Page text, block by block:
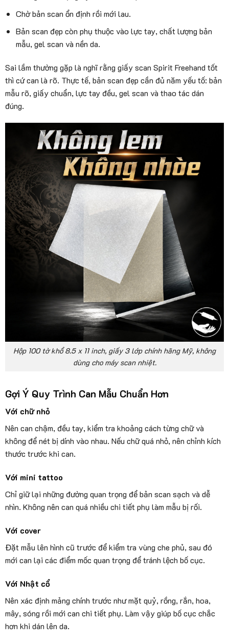
Chờ bản scan ổn định rồi mới lau.
Bản scan đẹp còn phụ thuộc vào lực tay, chất lượng bản
mẫu, gel scan và nền da.
Sai lầm thường gặp là nghĩ rằng giấy scan Spirit Freehand tốt
thì cứ can là rõ. Thực tế, bản scan đẹp cần đủ năm yếu tố: bản
mẫu rõ, giấy chuẩn, lực tay đều, gel scan và thao tác dán
đúng.
Hộp 100 tờ khổ 8.5 x 11 inch, giấy 3 lớp chính hãng Mỹ, không
dùng cho máy scan nhiệt.
Gợi Ý Quy Trình Can Mẫu Chuẩn Hơn
Với chữ nhỏ
Nên can chậm, đều tay, kiểm tra khoảng cách từng chữ và
không để nét bị dính vào nhau. Nếu chữ quá nhỏ, nên chỉnh kích
thước trước khi can.
Với mini tattoo
Chỉ giữ lại những đường quan trọng để bản scan sạch và dễ
nhìn. Không nên can quá nhiều chi tiết phụ làm mẫu bị rối.
Với cover
Đặt mẫu lên hình cũ trước để kiểm tra vùng che phủ, sau đó
mới can lại các điểm mốc quan trọng để tránh lệch bố cục.
Với Nhật cổ
Nên xác định mảng chính trước như mặt quỷ, rồng, rắn, hoa,
mây, sóng rồi mới can chi tiết phụ. Làm vậy giúp bố cục chắc
hơn khi dán lên da.